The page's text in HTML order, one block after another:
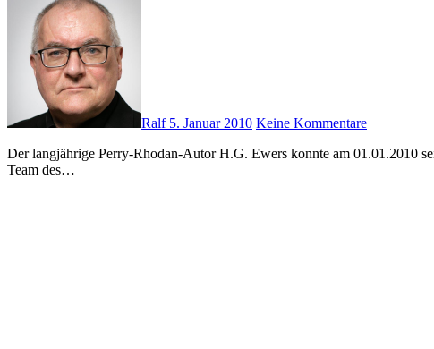
Ralf 5. Januar 2010 Keine Kommentare
Der langjährige Perry-Rhodan-Autor H.G. Ewers konnte am 01.01.2010 seinen 80. Geburtstag feiern. Herzlichen Glückwünsch und alles Gute für die Zukunft. Ich fand vor allem seine Geschichten um das
Team des…